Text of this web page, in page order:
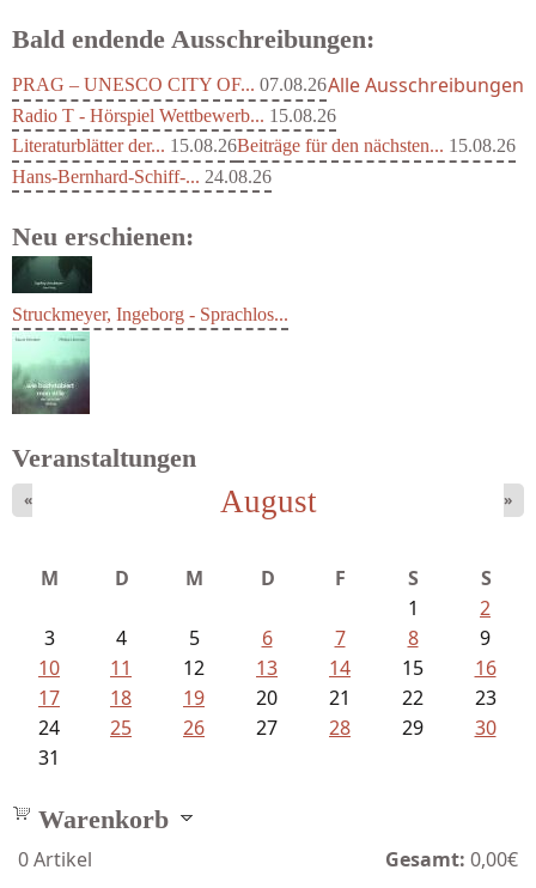
Bald endende Ausschreibungen:
PRAG – UNESCO CITY OF... 07.08.26
Radio T - Hörspiel Wettbewerb... 15.08.26
Literaturblätter der... 15.08.26Beiträge für den nächsten... 15.08.26
Hans-Bernhard-Schiff-... 24.08.26
Alle Ausschreibungen
Neu erschienen:
Schnabel, Sigune und Philipp L´...
Struckmeyer, Ingeborg - Sprachlos...
Veranstaltungen
August
« »
M D M D F S
S
1
2
3
4 5 6 7 8
9
10
11 12 13 14 15
16
17
18 19 20 21 22
23
24
25 26 27 28 29
30
31
Warenkorb
0Artikel Gesamt: 0,00€